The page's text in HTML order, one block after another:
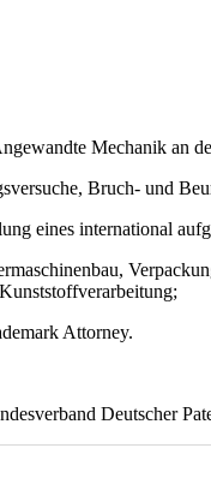
Mechanik
Bruch- und
eines international
Attorney.
Deutscher